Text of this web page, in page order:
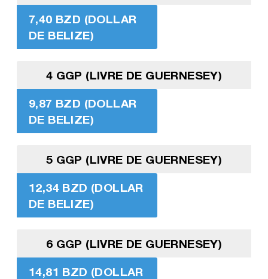
7,40 BZD (DOLLAR
DE BELIZE)
4 GGP (LIVRE DE GUERNESEY)
9,87 BZD (DOLLAR
DE BELIZE)
5 GGP (LIVRE DE GUERNESEY)
12,34 BZD (DOLLAR
DE BELIZE)
6 GGP (LIVRE DE GUERNESEY)
14,81 BZD (DOLLAR